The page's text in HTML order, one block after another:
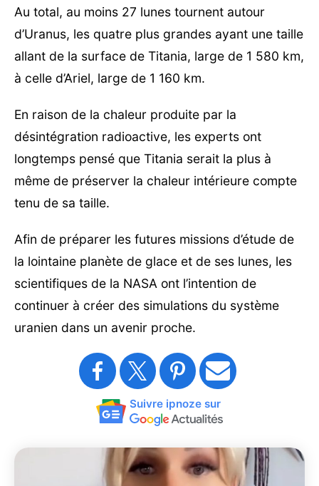
Au total, au moins 27 lunes tournent autour
d’Uranus, les quatre plus grandes ayant une taille
allant de la surface de Titania, large de 1 580 km,
à celle d’Ariel, large de 1 160 km.
En raison de la chaleur produite par la
désintégration radioactive, les experts ont
longtemps pensé que Titania serait la plus à
même de préserver la chaleur intérieure compte
tenu de sa taille.
Afin de préparer les futures missions d’étude de
la lointaine planète de glace et de ses lunes, les
scientifiques de la NASA ont l’intention de
continuer à créer des simulations du système
uranien dans un avenir proche.
Suivre ipnoze sur